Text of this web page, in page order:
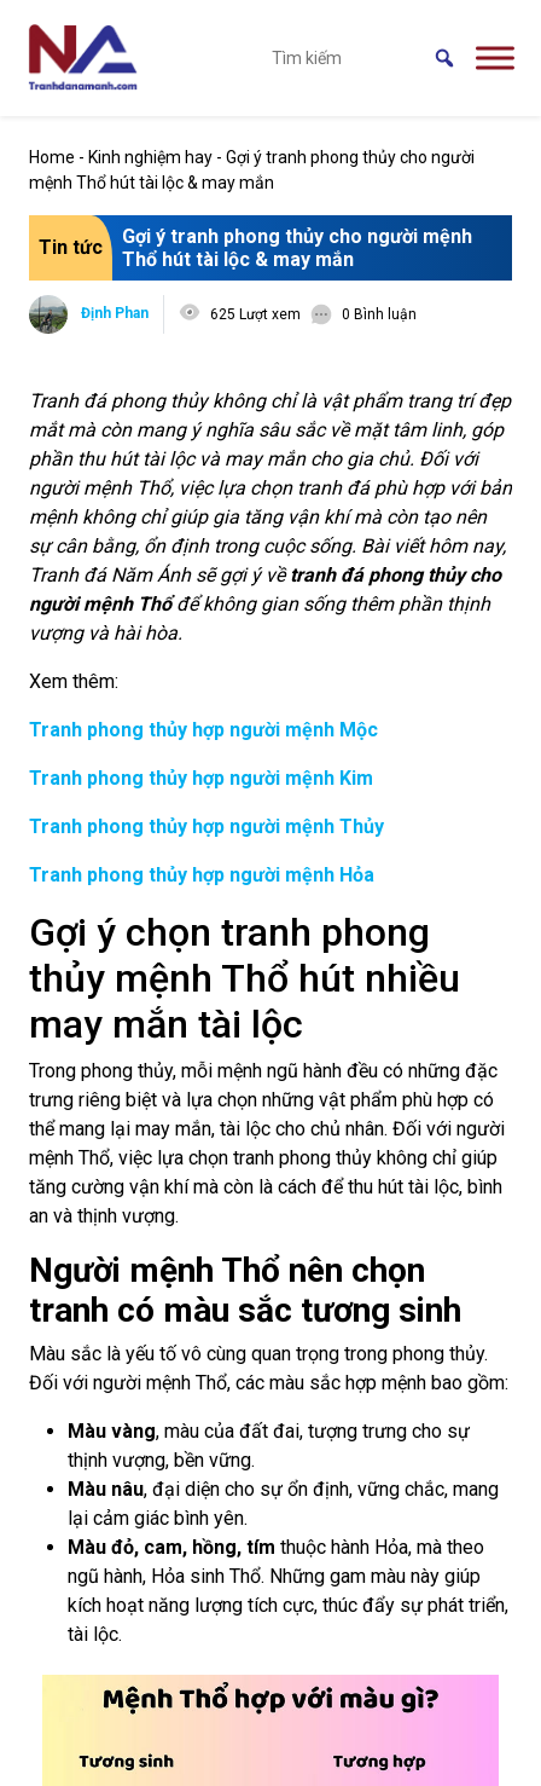
Home - Kinh nghiệm hay - Gợi ý tranh phong thủy cho người
mệnh Thổ hút tài lộc & may mắn
Tin tức
Gợi ý tranh phong thủy cho người mệnh
Thổ hút tài lộc & may mắn
Định Phan 625 Lượt xem 0 Bình luận
Tranh đá phong thủy không chỉ là vật phẩm trang trí đẹp
mắt mà còn mang ý nghĩa sâu sắc về mặt tâm linh, góp
phần thu hút tài lộc và may mắn cho gia chủ. Đối với
người mệnh Thổ, việc lựa chọn tranh đá phù hợp với bản
mệnh không chỉ giúp gia tăng vận khí mà còn tạo nên
sự cân bằng, ổn định trong cuộc sống. Bài viết hôm nay,
Tranh đá Năm Ánh sẽ gợi ý vềtranh đá phong thủy cho
người mệnh Thổđể không gian sống thêm phần thịnh
vượng và hài hòa.
Xem thêm:
Tranh phong thủy hợp người mệnh Mộc
Tranh phong thủy hợp người mệnh Kim
Tranh phong thủy hợp người mệnh Thủy
Tranh phong thủy hợp người mệnh Hỏa
Gợi ý chọn tranh phong
thủy mệnh Thổ hút nhiều
may mắn tài lộc
Trong phong thủy, mỗi mệnh ngũ hành đều có những đặc
trưng riêng biệt và lựa chọn những vật phẩm phù hợp có
thể mang lại may mắn, tài lộc cho chủ nhân. Đối với người
mệnh Thổ, việc lựa chọn tranh phong thủy không chỉ giúp
tăng cường vận khí mà còn là cách để thu hút tài lộc, bình
an và thịnh vượng.
Người mệnh Thổ nên chọn
tranh có màu sắc tương sinh
Màu sắc là yếu tố vô cùng quan trọng trong phong thủy.
Đối với người mệnh Thổ, các màu sắc hợp mệnh bao gồm:
Màu vàng, màu của đất đai, tượng trưng cho sự
thịnh vượng, bền vững.
Màu nâu, đại diện cho sự ổn định, vững chắc, mang
lại cảm giác bình yên.
Màu đỏ, cam, hồng, tím thuộc hành Hỏa, mà theo
ngũ hành, Hỏa sinh Thổ. Những gam màu này giúp
kích hoạt năng lượng tích cực, thúc đẩy sự phát triển,
tài lộc.